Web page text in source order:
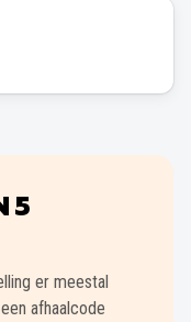
5
er meestal
afhaalcode